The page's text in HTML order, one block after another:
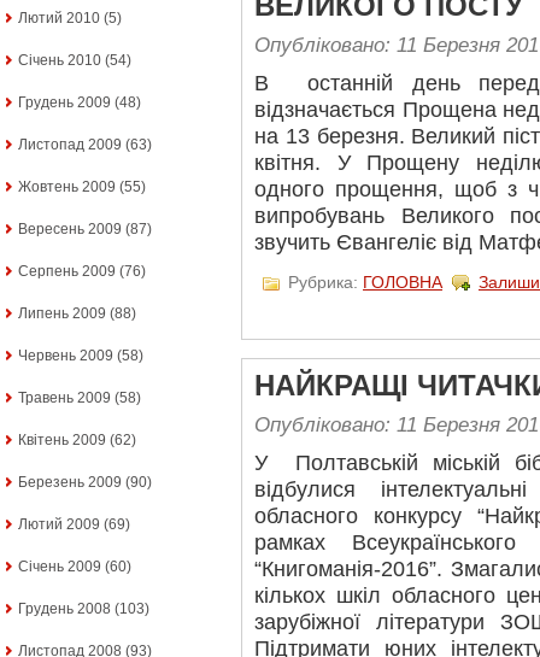
Лютий 2010 (5)
Січень 2010 (54)
Грудень 2009 (48)
Листопад 2009 (63)
Жовтень 2009 (55)
Вересень 2009 (87)
Серпень 2009 (76)
Липень 2009 (88)
Червень 2009 (58)
Травень 2009 (58)
Квітень 2009 (62)
Березень 2009 (90)
Лютий 2009 (69)
Січень 2009 (60)
Грудень 2008 (103)
Листопад 2008 (93)
Опубліковано: 11 Березня
В останній день перед
відзначається Прощена
на 13 березня. Великий
квітня. У Прощену
одного прощення, щоб з
випробувань Великого
звучить Євангеліє від
Рубрика: ГОЛОВНА
НАЙКРАЩІ
Опубліковано: 11 Березня
У Полтавській міській
відбулися
обласного конкурсу
рамках
“Книгоманія-2016”.
кількох шкіл обласного
зарубіжної літератури
Підтримати юних